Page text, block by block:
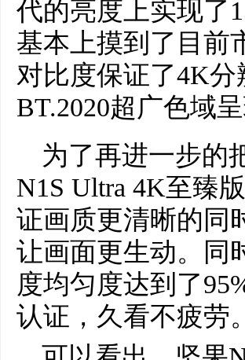
代的亮度上实现了
基本上摸到了目前
对比度保证了4K
BT.2020超广色域
为了再进一步的
N1S Ultra 4K至臻
证画质更清晰的同
让画面更生动。同
度均匀度达到了
认证，久看不疲劳。